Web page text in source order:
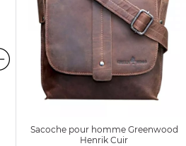
Sacoche pour homme Greenwood
Henrik Cuir